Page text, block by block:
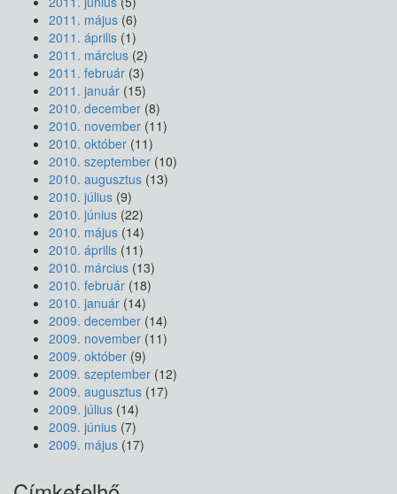
2011. május (6)
2011. április (1)
2011. március (2)
2011. február (3)
2011. január (15)
2010. december (8)
2010. november (11)
2010. október (11)
2010. szeptember (10)
2010. augusztus (13)
2010. július (9)
2010. június (22)
2010. május (14)
2010. április (11)
2010. március (13)
2010. február (18)
2010. január (14)
2009. december (14)
2009. november (11)
2009. október (9)
2009. szeptember (12)
2009. augusztus (17)
2009. július (14)
2009. június (7)
2009. május (17)